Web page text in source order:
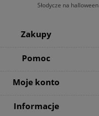
Słodycze na halloween
Zakupy
Pomoc
Moje konto
Informacje